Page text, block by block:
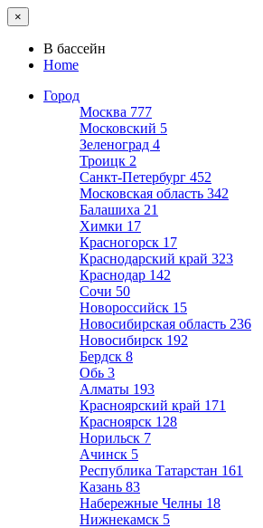
×
В бассейн
Home
Город
Москва 777
Московский 5
Зеленоград 4
Троицк 2
Санкт-Петербург 452
Московская область 342
Балашиха 21
Химки 17
Красногорск 17
Краснодарский край 323
Краснодар 142
Сочи 50
Новороссийск 15
Новосибирская область 236
Новосибирск 192
Бердск 8
Обь 3
Алматы 193
Красноярский край 171
Красноярск 128
Норильск 7
Ачинск 5
Республика Татарстан 161
Казань 83
Набережные Челны 18
Нижнекамск 5